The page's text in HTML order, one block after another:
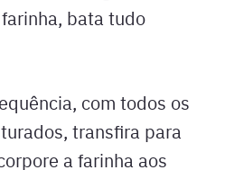
bata tudo
com todos os
transfira para
a farinha aos